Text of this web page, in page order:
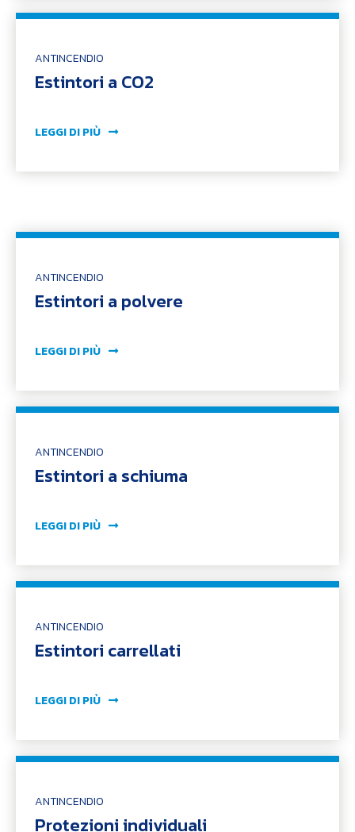
ANTINCENDIO
Estintori a CO2
LEGGI DI PIÙ
ANTINCENDIO
Estintori a polvere
LEGGI DI PIÙ
ANTINCENDIO
Estintori a schiuma
LEGGI DI PIÙ
ANTINCENDIO
Estintori carrellati
LEGGI DI PIÙ
ANTINCENDIO
Protezioni individuali